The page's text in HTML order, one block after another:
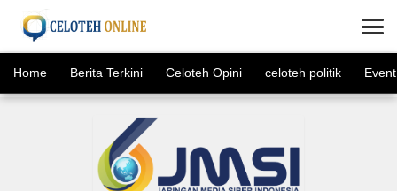
Home Berita Terkini Celoteh Opini celoteh politik Event